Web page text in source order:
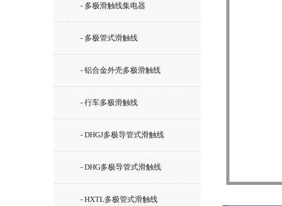
- 多极滑触线集电器
- 多极管式滑触线
- 铝合金外壳多极滑触线
- 行车多极滑触线
- DHGJ多极导管式滑触线
- DHG多极导管式滑触线
- HXTL多极管式滑触线